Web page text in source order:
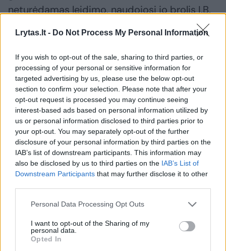
Lrytas.lt - Do Not Process My Personal Information
If you wish to opt-out of the sale, sharing to third parties, or
processing of your personal or sensitive information for
targeted advertising by us, please use the below opt-out
section to confirm your selection. Please note that after your
opt-out request is processed you may continue seeing
interest-based ads based on personal information utilized by
us or personal information disclosed to third parties prior to
your opt-out. You may separately opt-out of the further
disclosure of your personal information by third parties on the
IAB’s list of downstream participants. This information may
also be disclosed by us to third parties on the IAB’s List of
Downstream Participants that may further disclose it to other
Personal Data Processing Opt Outs
I want to opt-out of the Sharing of my
personal data.
Opted In
neturėdamas leidimo, naudojosi jo brolis I.B.
gyvenamojoje vietoje, medžioklinius ginklus
rado aplaidžiai padėtus garaže bei
sandėliuke, įvairiose atvirose namų vietose ir
automobilyje buvo rasta beveik 70 šovinių.
2019 m. rugsėjo 12 d. Šiaulių apylinkės teismo
Šiaulių rūmų nuosprendį išgirdo abu broliai.
A.B. buvo pripažintas kaltu dėl šaunamojo
neteisėto disponavimo šaunamaisiais
ginklais ir šaudmenimis, motyvuojant tuo,